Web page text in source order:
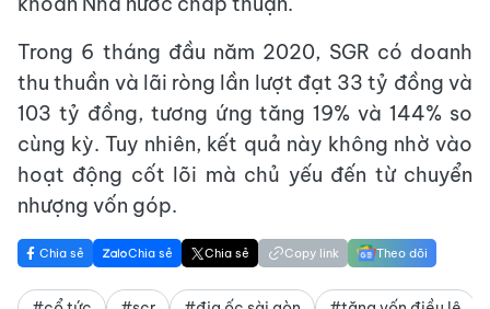
Trong 6 tháng đầu năm 2020, SGR có doanh
thu thuần và lãi ròng lần lượt đạt 33 tỷ đồng và
103 tỷ đồng, tương ứng tăng 19% và 144% so
cùng kỳ. Tuy nhiên, kết quả này không nhờ vào
hoạt động cốt lõi mà chủ yếu đến từ chuyển
nhượng vốn góp.
Chia sẻ Chia sẻ Chia sẻ Copy link Theo dõi